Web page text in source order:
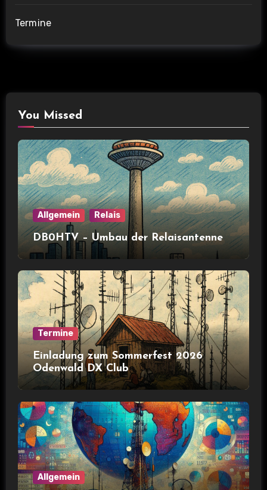
Termine
You Missed
Allgemein Relais
DB0HTV – Umbau der Relaisantenne
Termine
Einladung zum Sommerfest 2026
Odenwald DX Club
Allgemein